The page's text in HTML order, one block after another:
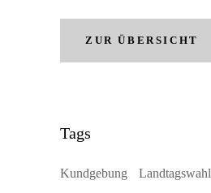
ZUR ÜBERSICHT
Tags
Kundgebung Landtagswahl